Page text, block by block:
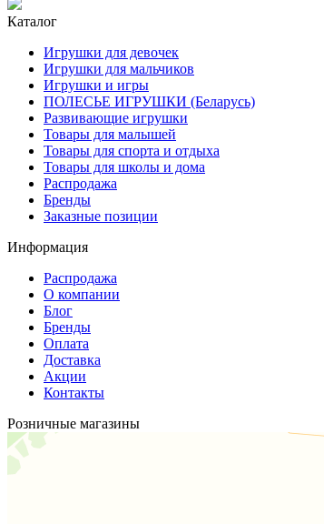
Каталог
Игрушки для девочек
Игрушки для мальчиков
Игрушки и игры
ПОЛЕСЬЕ ИГРУШКИ (Беларусь)
Развивающие игрушки
Товары для малышей
Товары для спорта и отдыха
Товары для школы и дома
Распродажа
Бренды
Заказные позиции
Информация
Распродажа
О компании
Блог
Бренды
Оплата
Доставка
Акции
Контакты
Розничные магазины